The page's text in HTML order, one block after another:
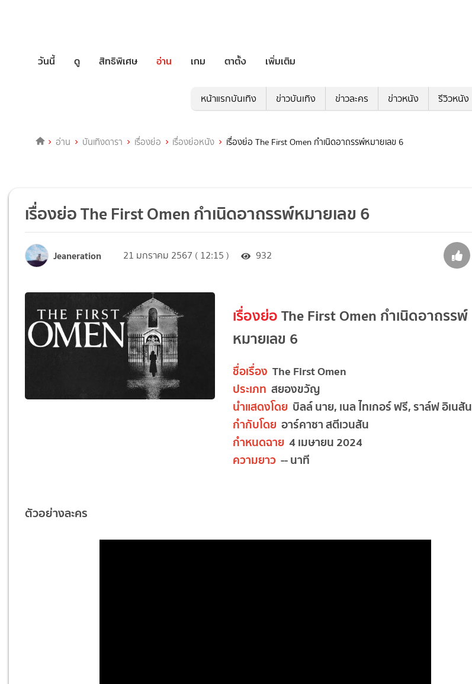
วันนี้ ดู สิทธิพิเศษ อ่าน เกม ตาตั้ง เพิ่มเติม
หน้าแรกบันเทิง ข่าวบันเทิง ข่าวละคร ข่าวหนัง รีวิวหนัง
อ่าน บันเทิงดารา เรื่องย่อ เรื่องย่อหนัง เรื่องย่อ The First Omen กำเนิดอาถรรพ์หมายเลข 6
เรื่องย่อ The First Omen กำเนิดอาถรรพ์หมายเลข 6
Jeaneration 21 มกราคม 2567 ( 12:15 ) 932
เรื่องย่อThe First Omen กำเนิดอาถรรพ์
หมายเลข 6
ชื่อเรื่อง The First Omen
ประเภท สยองขวัญ
นำแสดงโดย บิลล์ นาย, เนล ไทเกอร์ ฟรี, ราล์ฟ อิเนสัน
กำกับโดย อาร์คาซา สตีเวนสัน
กำหนดฉาย 4 เมษายน 2024
ความยาว-- นาที
ตัวอย่างละคร